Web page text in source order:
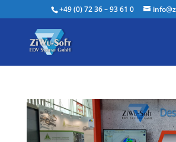
+49 (0) 72 36 – 93 61 0